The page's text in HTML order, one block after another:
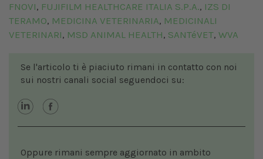
FNOVI, FUJIFILM HEALTHCARE ITALIA S.P.A., IZS DI
TERAMO, MEDICINA VETERINARIA, MEDICINALI
VETERINARI, MSD ANIMAL HEALTH, SANTéVET, WVA
Se l'articolo ti è piaciuto rimani in contatto con noi
sui nostri canali social seguendoci su:
Oppure rimani sempre aggiornato in ambito